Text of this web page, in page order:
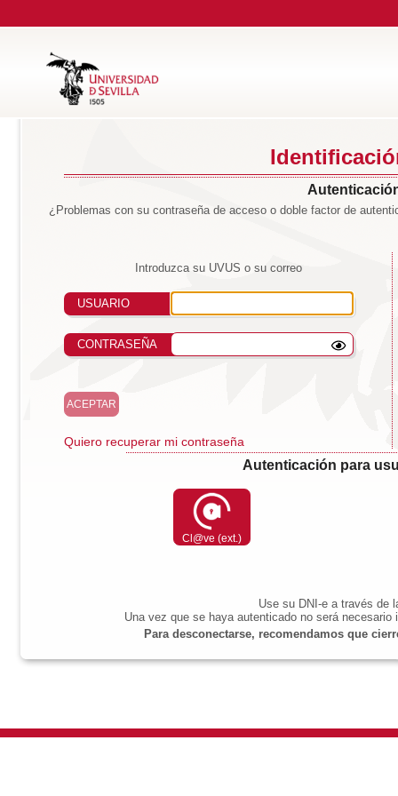
¿Problemas con su contraseña de acceso o doble factor de
Introduzca su UVUS o su correo
USUARIO
CONTRASEÑA
Quiero recuperar mi contraseña
Autenticación para
Cl@ve (ext.)
Use su DNI-e a través de
Una vez que se haya autenticado no será
Para desconectarse, recomendamos que